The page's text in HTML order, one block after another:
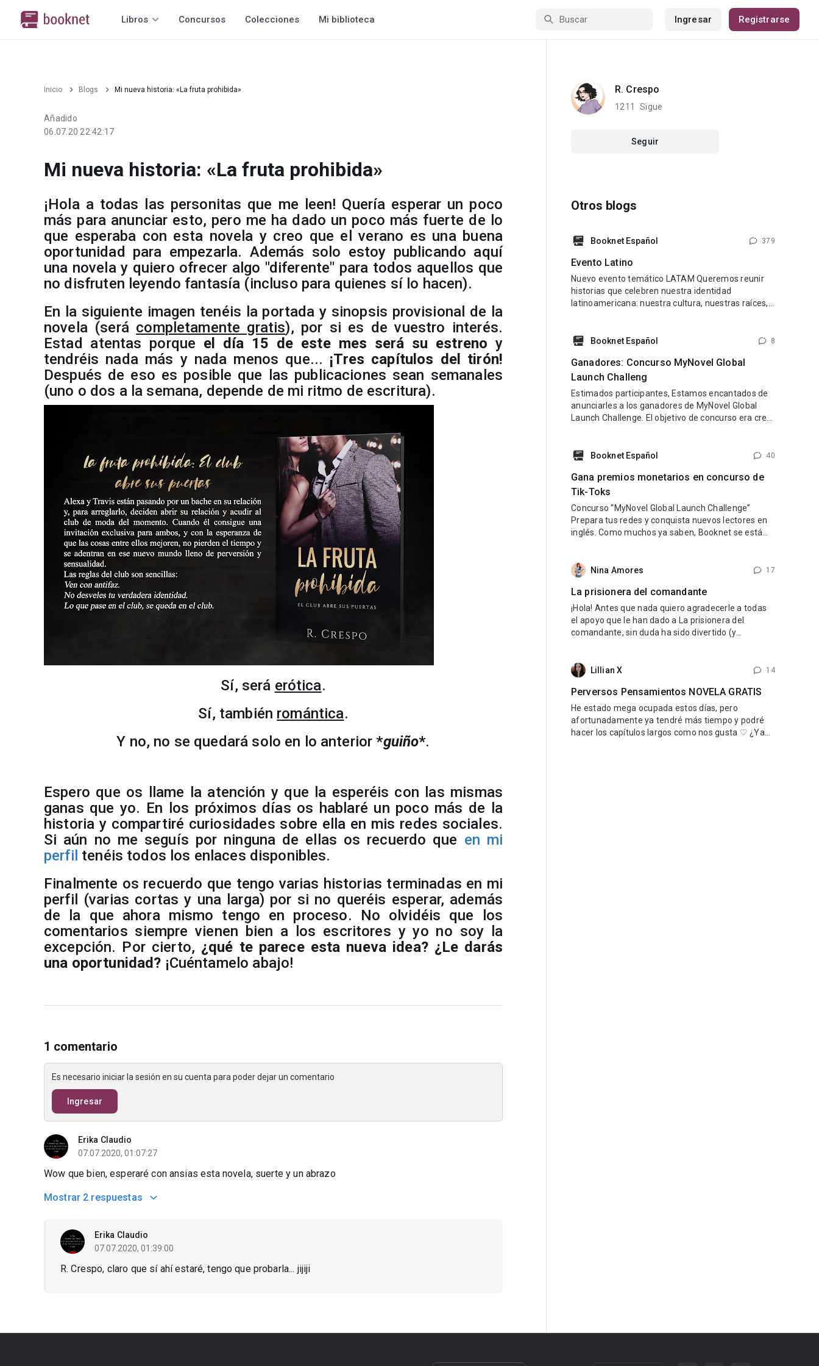
Libros Concursos Colecciones Mi biblioteca Ingresar Registrarse
Inicio Blogs Mi nueva historia: «La fruta prohibida»
Añadido
06.07.20 22:42:17
Mi nueva historia: «La fruta prohibida»
¡Hola a todas las personitas que me leen! Quería esperar un poco
más para anunciar esto, pero me ha dado un poco más fuerte de lo
que esperaba con esta novela y creo que el verano es una buena
oportunidad para empezarla. Además solo estoy publicando aquí
una novela y quiero ofrecer algo "diferente" para todos aquellos que
no disfruten leyendo fantasía (incluso para quienes sí lo hacen).
En la siguiente imagen tenéis la portada y sinopsis provisional de la
novela (será completamente gratis), por si es de vuestro interés.
Estad atentas porque el día 15 de este mes será su estreno y
tendréis nada más y nada menos que... ¡Tres capítulos del tirón!
Después de eso es posible que las publicaciones sean semanales
(uno o dos a la semana, depende de mi ritmo de escritura).
Sí, será erótica.
Sí, también romántica.
Y no, no se quedará solo en lo anterior*guiño*.
Espero que os llame la atención y que la esperéis con las mismas
ganas que yo. En los próximos días os hablaré un poco más de la
historia y compartiré curiosidades sobre ella en mis redes sociales.
Si aún no me seguís por ninguna de ellas os recuerdo que en mi
perfil tenéis todos los enlaces disponibles.
Finalmente os recuerdo que tengo varias historias terminadas en mi
perfil (varias cortas y una larga) por si no queréis esperar, además
de la que ahora mismo tengo en proceso. No olvidéis que los
comentarios siempre vienen bien a los escritores y yo no soy la
excepción. Por cierto, ¿qué te parece esta nueva idea? ¿Le darás
una oportunidad? ¡Cuéntamelo abajo!
1 comentario
Es necesario iniciar la sesión en su cuenta para poder dejar un comentario
Ingresar
Erika Claudio
07.07.2020, 01:07:27
Wow que bien, esperaré con ansias esta novela, suerte y un abrazo
Mostrar 2 respuestas
Erika Claudio
07.07.2020, 01:39:00
R. Crespo, claro que sí ahí estaré, tengo que probarla... jijiji
R. Crespo
1211 Sigue
Seguir
Otros blogs
Booknet Español 379
Evento Latino
Nuevo evento temático LATAM Queremos reunir
historias que celebren nuestra identidad
latinoamericana: nuestra cultura, nuestras raíces,
latino y una esencia que refleje lo mejor de nuestra
de cualquier género: romance, fantasía,
Booknet Español 8
Ganadores: Concurso MyNovel Global
Launch Challeng
Estimados participantes, Estamos encantados de
anunciarles a los ganadores de MyNovel Global
Launch Challenge. El objetivo de concurso era crear
libros de otros autores si no eres escritor). Link al
usuario de TikTok dark.reader3 2
Booknet Español 40
Gana premios monetarios en concurso de
Tik-Toks
Concurso “MyNovel Global Launch Challenge”
Prepara tus redes y conquista nuevos lectores en
inglés. Como muchos ya saben, Booknet se está
autores podrán vender sus libros traducidos a
mundo. El primer idioma será
Nina Amores 17
La prisionera del comandante
¡Hola! Antes que nada quiero agradecerle a todas
el apoyo que le han dado a La prisionera del
comandante, sin duda ha sido divertido (y
leido Una esposa para el rey, si les está gustando
encontrar de forma gratuita aquí
Lillian X 14
Perversos Pensamientos NOVELA GRATIS
He estado mega ocupada estos días, pero
afortunadamente ya tendré más tiempo y podré
hacer los capítulos largos como nos gusta ♡ ¿Ya